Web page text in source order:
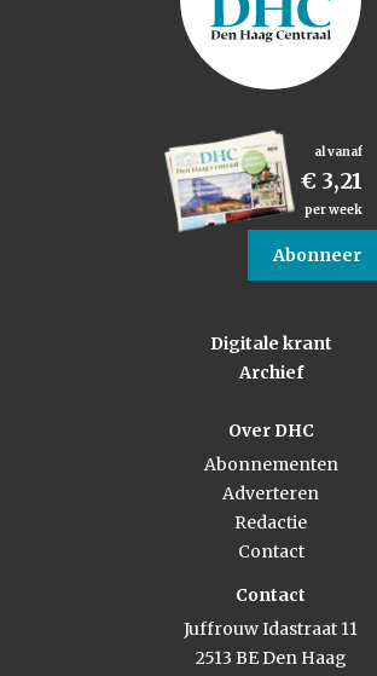
al vanaf
€ 3,21
per week
Abonneer
Digitale krant
Archief
Over DHC
Abonnementen
Adverteren
Redactie
Contact
Contact
Juffrouw Idastraat 11
2513 BE Den Haag